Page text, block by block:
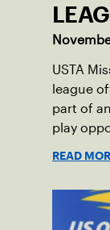
USTA
league
part of
play
READ